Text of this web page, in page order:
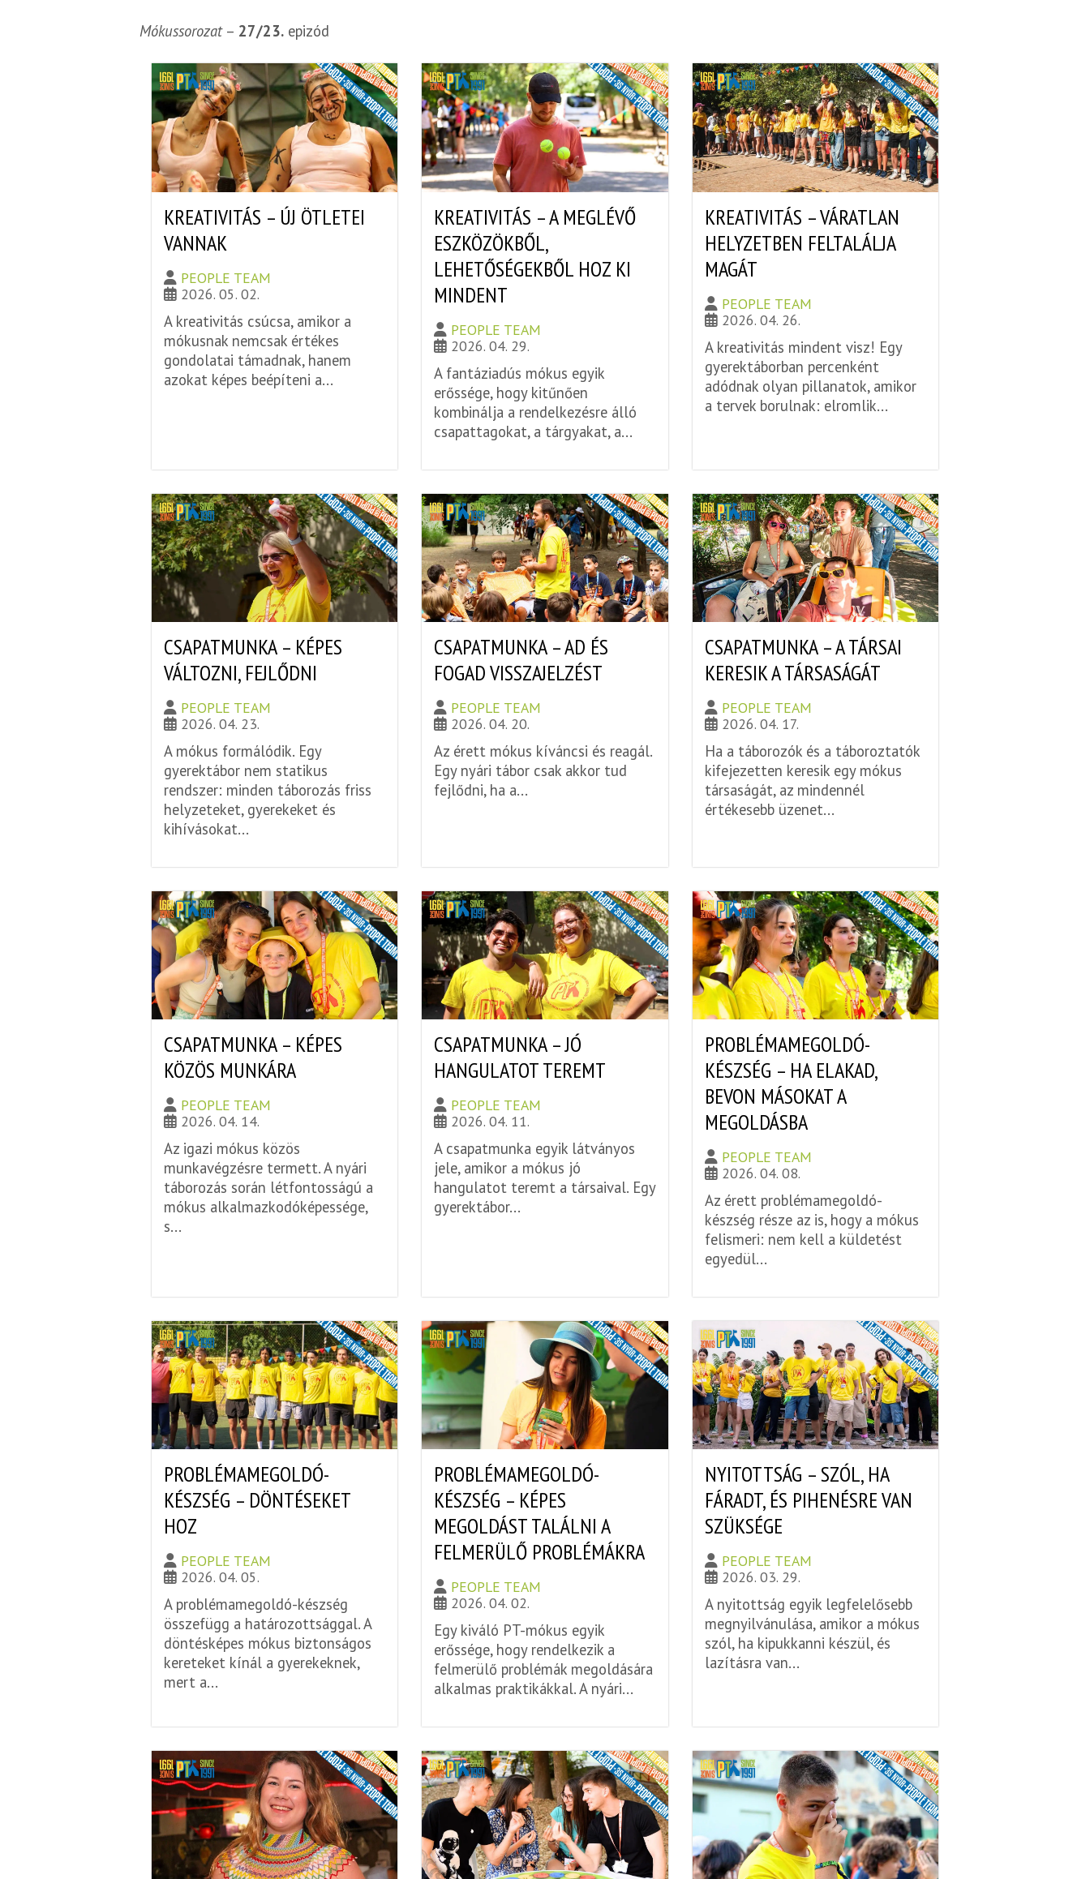
Mókussorozat– 27/23. epizód
KREATIVITÁS – ÚJ ÖTLETEI
VANNAK
PEOPLE TEAM
2026. 05. 02.
A kreativitás csúcsa, amikor a
mókusnak nemcsak értékes
gondolatai támadnak, hanem
azokat képes beépíteni a...
KREATIVITÁS – A MEGLÉVŐ
ESZKÖZÖKBŐL,
LEHETŐSÉGEKBŐL HOZ KI
MINDENT
PEOPLE TEAM
2026. 04. 29.
A fantáziadús mókus egyik
erőssége, hogy kitűnően
kombinálja a rendelkezésre álló
csapattagokat, a tárgyakat, a...
KREATIVITÁS – VÁRATLAN
HELYZETBEN FELTALÁLJA
MAGÁT
PEOPLE TEAM
2026. 04. 26.
A kreativitás mindent visz! Egy
gyerektáborban percenként
adódnak olyan pillanatok, amikor
a tervek borulnak: elromlik...
CSAPATMUNKA – KÉPES
VÁLTOZNI, FEJLŐDNI
PEOPLE TEAM
2026. 04. 23.
A mókus formálódik. Egy
gyerektábor nem statikus
rendszer: minden táborozás friss
helyzeteket, gyerekeket és
kihívásokat...
CSAPATMUNKA – AD ÉS
FOGAD VISSZAJELZÉST
PEOPLE TEAM
2026. 04. 20.
Az érett mókus kíváncsi és reagál.
Egy nyári tábor csak akkor tud
fejlődni, ha a...
CSAPATMUNKA – A TÁRSAI
KERESIK A TÁRSASÁGÁT
PEOPLE TEAM
2026. 04. 17.
Ha a táborozók és a táboroztatók
kifejezetten keresik egy mókus
társaságát, az mindennél
értékesebb üzenet...
CSAPATMUNKA – KÉPES
KÖZÖS MUNKÁRA
PEOPLE TEAM
2026. 04. 14.
Az igazi mókus közös
munkavégzésre termett. A nyári
táborozás során létfontosságú a
mókus alkalmazkodóképessége,
s...
CSAPATMUNKA – JÓ
HANGULATOT TEREMT
PEOPLE TEAM
2026. 04. 11.
A csapatmunka egyik látványos
jele, amikor a mókus jó
hangulatot teremt a társaival. Egy
gyerektábor...
PROBLÉMAMEGOLDÓ-
KÉSZSÉG – HA ELAKAD,
BEVON MÁSOKAT A
MEGOLDÁSBA
PEOPLE TEAM
2026. 04. 08.
Az érett problémamegoldó-
készség része az is, hogy a mókus
felismeri: nem kell a küldetést
egyedül...
PROBLÉMAMEGOLDÓ-
KÉSZSÉG – DÖNTÉSEKET
HOZ
PEOPLE TEAM
2026. 04. 05.
A problémamegoldó-készség
összefügg a határozottsággal. A
döntésképes mókus biztonságos
kereteket kínál a gyerekeknek,
mert a...
PROBLÉMAMEGOLDÓ-
KÉSZSÉG – KÉPES
MEGOLDÁST TALÁLNI A
FELMERÜLŐ PROBLÉMÁKRA
PEOPLE TEAM
2026. 04. 02.
Egy kiváló PT-mókus egyik
erőssége, hogy rendelkezik a
felmerülő problémák megoldására
alkalmas praktikákkal. A nyári...
NYITOTTSÁG – SZÓL, HA
FÁRADT, ÉS PIHENÉSRE VAN
SZÜKSÉGE
PEOPLE TEAM
2026. 03. 29.
A nyitottság egyik legfelelősebb
megnyilvánulása, amikor a mókus
szól, ha kipukkanni készül, és
lazításra van...